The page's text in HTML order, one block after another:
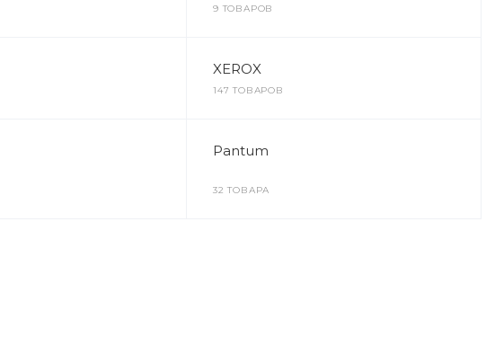
9 ТОВАРОВ
XEROX
147 ТОВАРОВ
Pantum
32 ТОВАРА